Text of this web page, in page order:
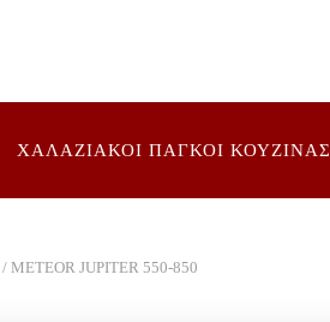
ΧΑΛΑΖΙΑΚΟΙ ΠΑΓΚΟΙ ΚΟΥΖΙΝΑΣ
/METEOR JUPITER 550-850